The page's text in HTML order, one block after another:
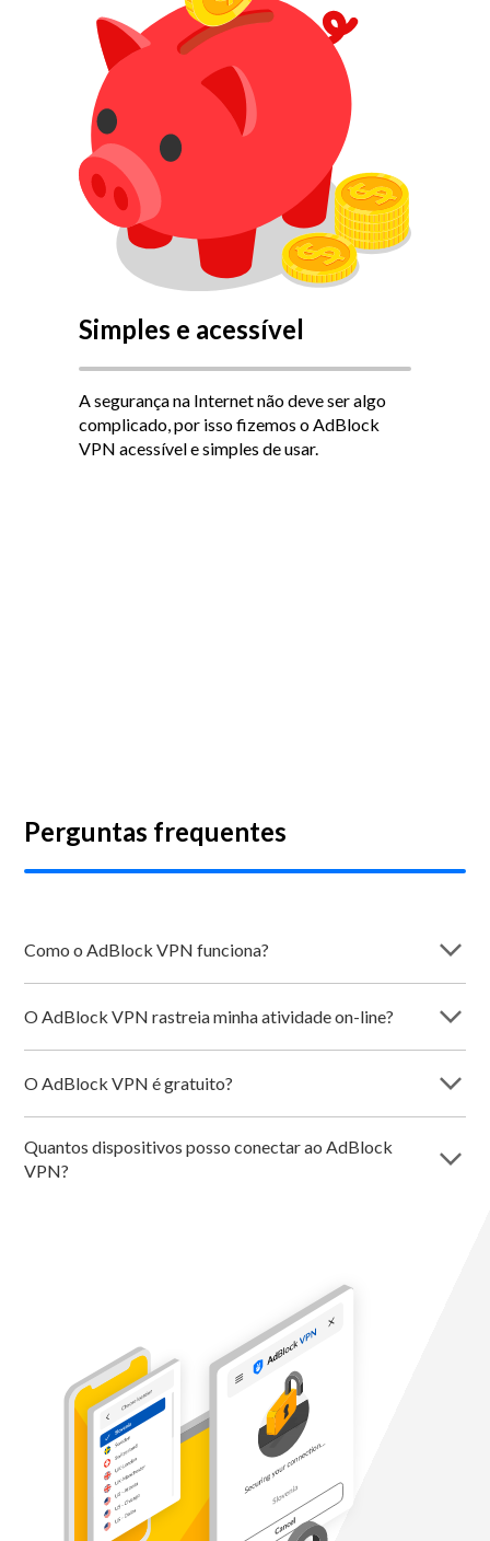
Simples e acessível
A segurança na Internet não deve ser algo
complicado, por isso fizemos o AdBlock
VPN acessível e simples de usar.
Perguntas frequentes
Como o AdBlock VPN funciona? arrow_forward_ios
O AdBlock VPN rastreia minha atividade on-line? arrow_forward_ios
O AdBlock VPN é gratuito? arrow_forward_ios
Quantos dispositivos posso conectar ao AdBlock
VPN?
arrow_forward_ios